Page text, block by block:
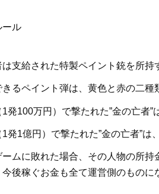
ール
は支給された特製ペイント銃を所持
きるペイント弾は、黄色と赤の二種
発100万円） で撃たれた”金の亡者
発1億円） で撃たれた”金の亡者”は
ームに敗れた場合、その人物の所
今後稼ぐお金も全て運営側のものに